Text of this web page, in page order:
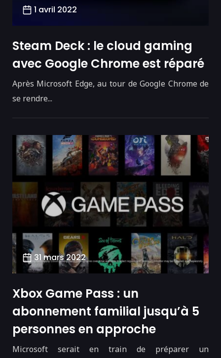
1 avril 2022
Steam Deck : le cloud gaming
avec Google Chrome est réparé
Après Microsoft Edge, au tour de Google Chrome de
se rendre...
31 mars 2022
Xbox Game Pass : un
abonnement familial jusqu’à 5
personnes en approche
Microsoft serait en train de préparer un